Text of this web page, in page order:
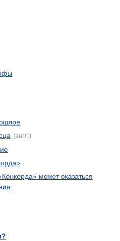
(англ.)
может оказаться